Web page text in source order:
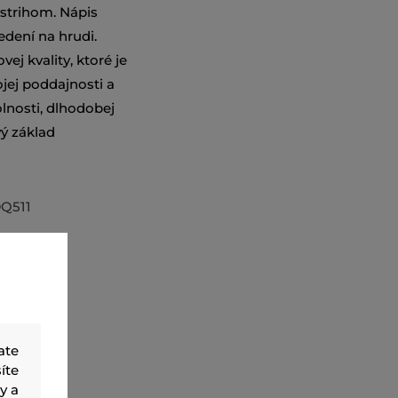
Nápis
na hrudi.
kvality, ktoré je
poddajnosti a
dlhodobej
základ
a